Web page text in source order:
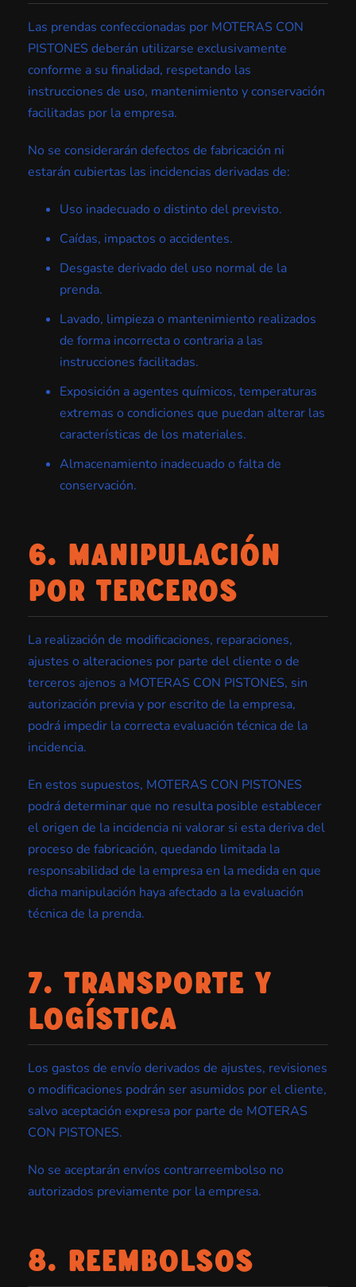
Las prendas confeccionadas por MOTERAS CON
PISTONES deberán utilizarse exclusivamente
conforme a su finalidad, respetando las
instrucciones de uso, mantenimiento y conservación
facilitadas por la empresa.
No se considerarán defectos de fabricación ni
estarán cubiertas las incidencias derivadas de:
Uso inadecuado o distinto del previsto.
Caídas, impactos o accidentes.
Desgaste derivado del uso normal de la
prenda.
Lavado, limpieza o mantenimiento realizados
de forma incorrecta o contraria a las
instrucciones facilitadas.
Exposición a agentes químicos, temperaturas
extremas o condiciones que puedan alterar las
características de los materiales.
Almacenamiento inadecuado o falta de
conservación.
6. MANIPULACIÓN
POR TERCEROS
La realización de modificaciones, reparaciones,
ajustes o alteraciones por parte del cliente o de
terceros ajenos a MOTERAS CON PISTONES, sin
autorización previa y por escrito de la empresa,
podrá impedir la correcta evaluación técnica de la
incidencia.
En estos supuestos, MOTERAS CON PISTONES
podrá determinar que no resulta posible establecer
el origen de la incidencia ni valorar si esta deriva del
proceso de fabricación, quedando limitada la
responsabilidad de la empresa en la medida en que
dicha manipulación haya afectado a la evaluación
técnica de la prenda.
7. TRANSPORTE Y
LOGÍSTICA
Los gastos de envío derivados de ajustes, revisiones
o modificaciones podrán ser asumidos por el cliente,
salvo aceptación expresa por parte de MOTERAS
CON PISTONES.
No se aceptarán envíos contrarreembolso no
autorizados previamente por la empresa.
8. REEMBOLSOS